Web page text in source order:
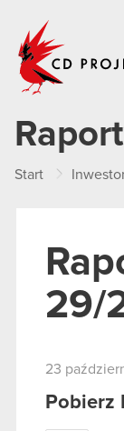
Start
29/
23
Pobierz